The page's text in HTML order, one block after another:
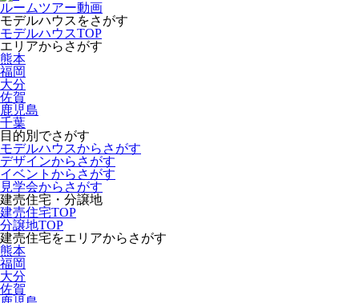
ルームツアー動画
モデルハウスをさがす
モデルハウスTOP
エリアからさがす
熊本
福岡
大分
佐賀
鹿児島
千葉
目的別でさがす
モデルハウスからさがす
デザインからさがす
イベントからさがす
見学会からさがす
建売住宅・分譲地
建売住宅TOP
分譲地TOP
建売住宅をエリアからさがす
熊本
福岡
大分
佐賀